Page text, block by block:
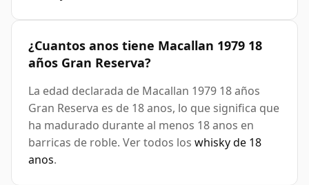
¿Cuantos anos tiene Macallan 1979 18
años Gran Reserva?
La edad declarada de Macallan 1979 18 años
Gran Reserva es de 18 anos, lo que significa que
ha madurado durante al menos 18 anos en
barricas de roble. Ver todos los whisky de 18
anos.